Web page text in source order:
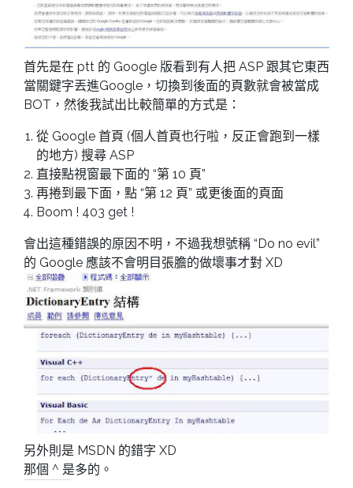
首先是在 ptt 的 Google 版看到有人把 ASP 跟其它東西
當關鍵字丟進Google，切換到後面的頁數就會被當成
BOT，然後我試出比較簡單的方式是：
從 Google 首頁 (個人首頁也行啦，反正會跑到一樣
的地方) 搜尋 ASP
直接點視窗最下面的 “第 10 頁”
再捲到最下面，點 “第 12 頁” 或更後面的頁面
Boom ! 403 get !
會出這種錯誤的原因不明，不過我想號稱 “Do no evil”
的 Google 應該不會明目張膽的做壞事才對 XD
另外則是 MSDN 的錯字 XD
那個 ^ 是多的。